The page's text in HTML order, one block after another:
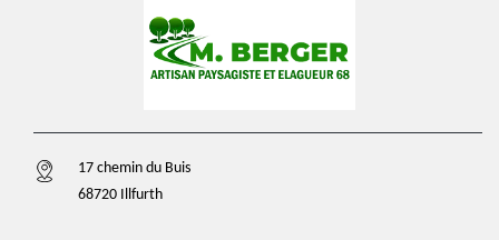
17 chemin du Buis
68720 Illfurth